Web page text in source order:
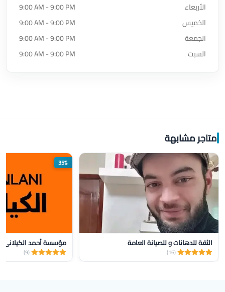
الأربعاء
9:00 AM - 9:00 PM
الخميس
9:00 AM - 9:00 PM
الجمعة
9:00 AM - 9:00 PM
السبت
9:00 AM - 9:00 PM
متاجر مشابهة
الثقة للدهانات و للصيانة العامة
(16)
35%
(9)